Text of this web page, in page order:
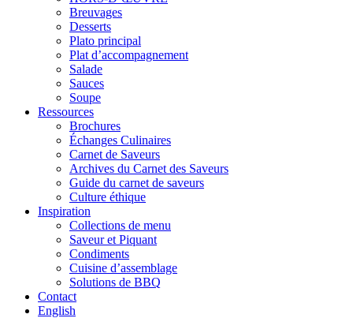
Breuvages
Desserts
Plato principal
Plat d’accompagnement
Salade
Sauces
Soupe
Ressources
Brochures
Échanges Culinaires
Carnet de Saveurs
Archives du Carnet des Saveurs
Guide du carnet de saveurs
Culture éthique
Inspiration
Collections de menu
Saveur et Piquant
Condiments
Cuisine d’assemblage
Solutions de BBQ
Contact
English